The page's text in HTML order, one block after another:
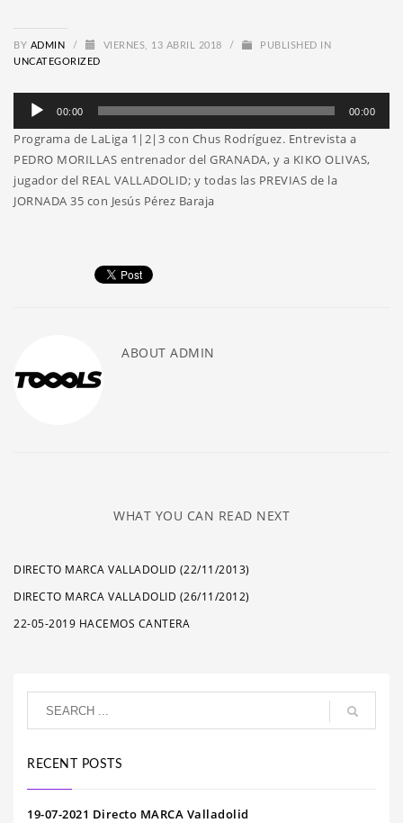
BY ADMIN / VIERNES, 13 ABRIL 2018 /
PUBLISHED IN
UNCATEGORIZED
Reproductor
audio
00:00 00:00
Programa de LaLiga 1|2|3 con Chus Rodríguez. Entrevista a
PEDRO MORILLAS entrenador del GRANADA, y a KIKO OLIVAS,
jugador del REAL VALLADOLID; y todas las PREVIAS de la
JORNADA 35 con Jesús Pérez Baraja
ABOUT ADMIN
WHAT YOU CAN READ NEXT
DIRECTO MARCA VALLADOLID (22/11/2013)
DIRECTO MARCA VALLADOLID (26/11/2012)
22-05-2019 HACEMOS CANTERA
RECENT POSTS
19-07-2021 Directo MARCA Valladolid